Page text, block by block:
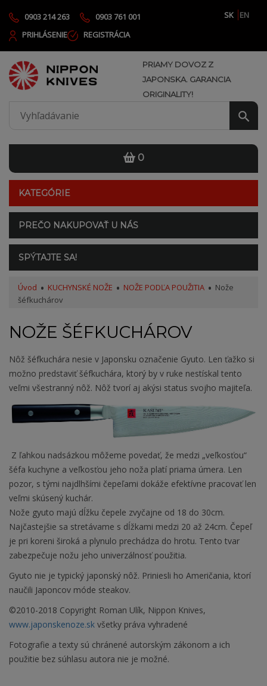
0903 214 263 0903 761 001 SK
EN
PRIHLÁSENIE
REGISTRÁCIA
PRIAMY DOVOZ Z
JAPONSKA. GARANCIA
ORIGINALITY!
0
KATEGÓRIE
PREČO NAKUPOVAŤ U NÁS
SPÝTAJTE SA!
Úvod KUCHYNSKÉ NOŽE NOŽE PODĽA POUŽITIA
Nože
šéfkuchárov
NOŽE ŠÉFKUCHÁROV
Nôž šéfkuchára nesie v Japonsku označenie Gyuto. Len ťažko si
možno predstaviť šéfkuchára, ktorý by v ruke nestískal tento
veľmi všestranný nôž. Nôž tvorí aj akýsi status svojho majiteľa.
Z ľahkou nadsázkou môžeme povedať, že medzi „veľkosťou“
šéfa kuchyne a veľkosťou jeho noža platí priama úmera. Len
pozor, s tými najdlhšími čepeľami dokáže efektívne pracovať len
veľmi skúsený kuchár.
Nože gyuto majú dĺžku čepele zvyčajne od 18 do 30cm.
Najčastejšie sa stretávame s dĺžkami medzi 20 až 24cm. Čepeľ
je pri koreni široká a plynulo prechádza do hrotu. Tento tvar
zabezpečuje nožu jeho univerzálnosť použitia.
Gyuto nie je typický japonský nôž. Priniesli ho Američania, ktorí
naučili Japoncov móde steakov.
©2010-2018 Copyright Roman Ulík, Nippon Knives,
www.japonskenoze.sk všetky práva vyhradené
Fotografie a texty sú chránené autorským zákonom a ich
použitie bez súhlasu autora nie je možné.